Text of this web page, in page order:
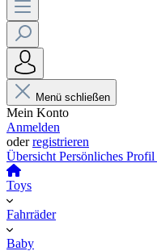
Menü schließen
Mein Konto
Anmelden
oderregistrieren
Übersicht Persönliches Profil
Toys
Fahrräder
Baby